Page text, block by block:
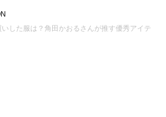
した服は？角田かおるさんが推す優秀アイテ